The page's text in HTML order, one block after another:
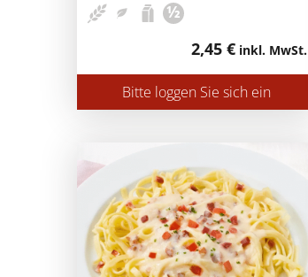
½
2,45 € inkl. MwSt.
Bitte loggen Sie sich ein